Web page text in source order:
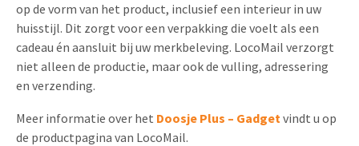
op de vorm van het product, inclusief een interieur in uw
huisstijl. Dit zorgt voor een verpakking die voelt als een
cadeau én aansluit bij uw merkbeleving. LocoMail verzorgt
niet alleen de productie, maar ook de vulling, adressering
en verzending.
Meer informatie over het Doosje Plus – Gadget vindt u op
de productpagina van LocoMail.